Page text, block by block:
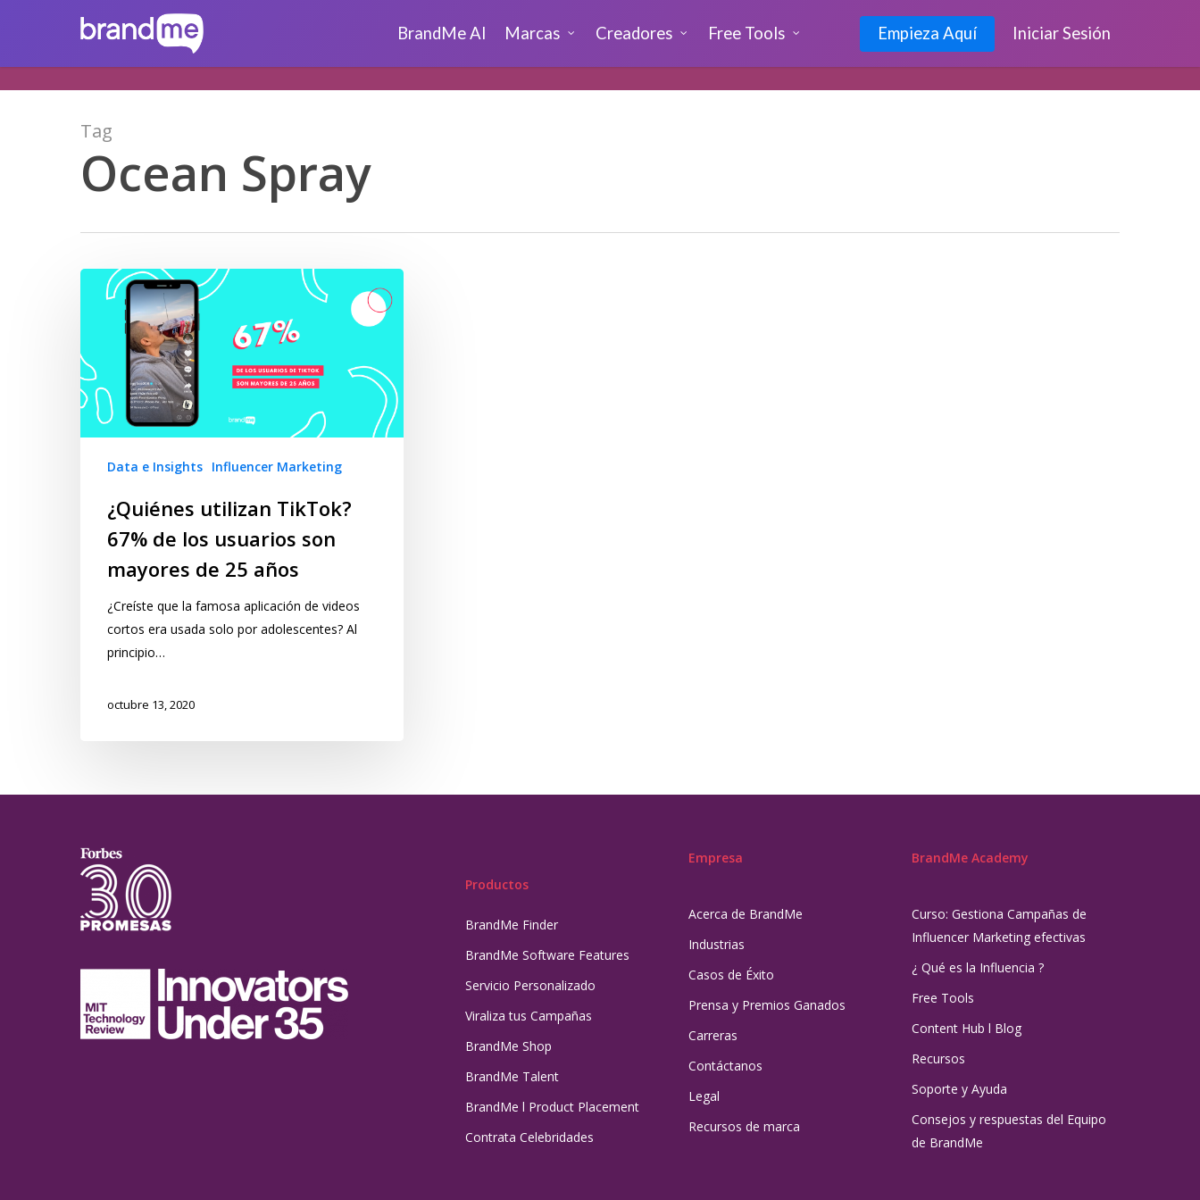
BrandMe AI Marcas Creadores Free Tools Empieza Aquí Iniciar Sesión
Tag
Ocean Spray
Data e Insights Influencer Marketing
¿Quiénes utilizan TikTok?
67% de los usuarios son
mayores de 25 años
¿Creíste que la famosa aplicación de videos
cortos era usada solo por adolescentes? Al
principio…
octubre 13, 2020
Productos
BrandMe Finder
BrandMe Software Features
Servicio Personalizado
Viraliza tus Campañas
BrandMe Shop
BrandMe Talent
BrandMe l Product Placement
Contrata Celebridades
Empresa
Acerca de BrandMe
Industrias
Casos de Éxito
Prensa y Premios Ganados
Carreras
Contáctanos
Legal
Recursos de marca
BrandMe Academy
Curso: Gestiona Campañas de
Influencer Marketing efectivas
¿ Qué es la Influencia ?
Free Tools
Content Hub l Blog
Recursos
Soporte y Ayuda
Consejos y respuestas del Equipo
de BrandMe